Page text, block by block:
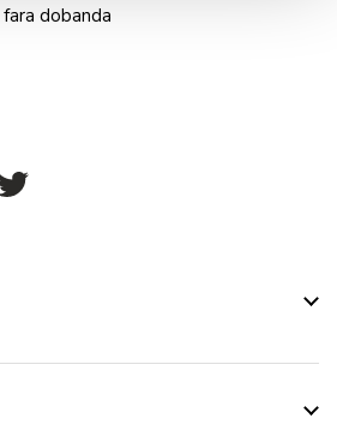
fara dobanda